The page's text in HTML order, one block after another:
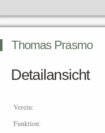
Thomas Prasmo
Detailansicht
Verein:
Funktion: